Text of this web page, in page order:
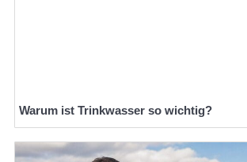
Warum ist Trinkwasser so wichtig?